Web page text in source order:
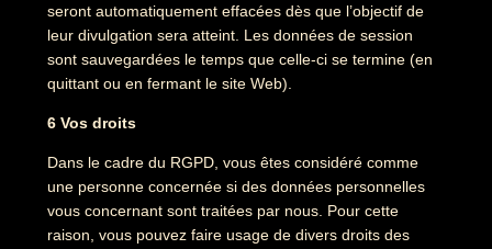
seront automatiquement effacées dès que l’objectif de
leur divulgation sera atteint. Les données de session
sont sauvegardées le temps que celle-ci se termine (en
quittant ou en fermant le site Web).
6 Vos droits
Dans le cadre du RGPD, vous êtes considéré comme
une personne concernée si des données personnelles
vous concernant sont traitées par nous. Pour cette
raison, vous pouvez faire usage de divers droits des